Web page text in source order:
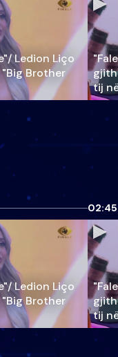
Ledion Liço
Brother
tij
Ledion Liço
Brother
02:45
tij